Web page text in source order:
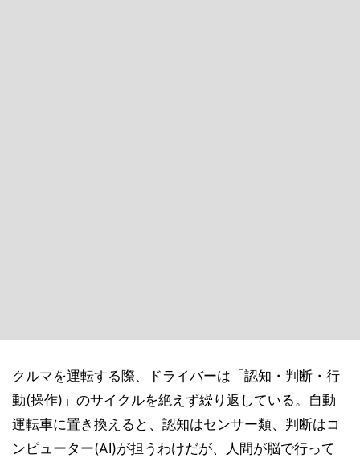
クルマを運転する際、ドライバーは「認知・判断・行
動(操作)」のサイクルを絶えず繰り返している。自動
運転車に置き換えると、認知はセンサー類、判断はコ
ンピューター(AI)が担うわけだが、人間が脳で行って